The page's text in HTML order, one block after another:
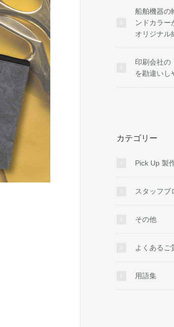
船舶機器の
ンドカラー
オリジナル
印刷会社の
を勘違いし
カテゴリー
Pick Up 製
スタッフブ
その他
よくあるご
用語集